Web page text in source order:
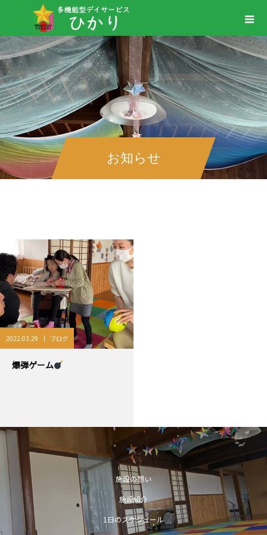
お知らせ
2022.03.29 ブログ
爆弾ゲーム
施設の想い
施設紹介
1日のスケジュール